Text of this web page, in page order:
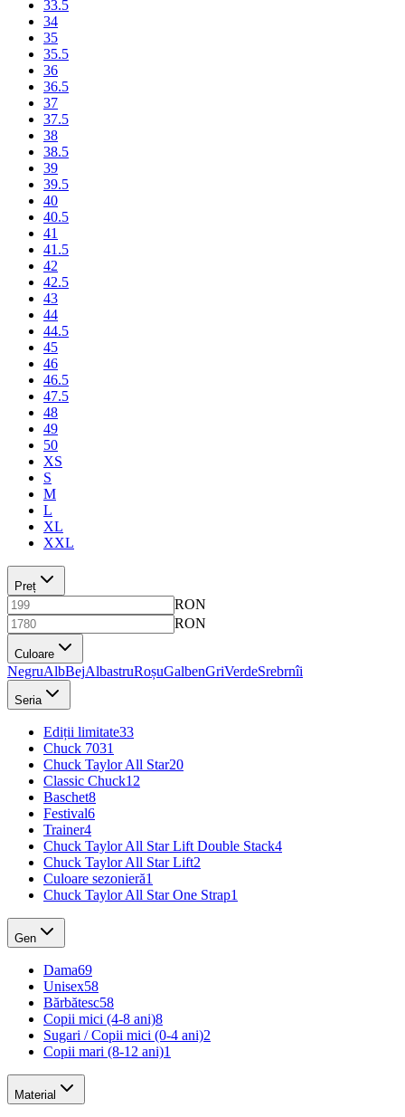
33.5
34
35
35.5
36
36.5
37
37.5
38
38.5
39
39.5
40
40.5
41
41.5
42
42.5
43
44
44.5
45
46
46.5
47.5
48
49
50
XS
S
M
L
XL
XXL
Preț
RON
RON
Culoare
NegruAlbBejAlbastruRoșuGalbenGriVerdeSrebrnîi
Seria
Ediții limitate33
Chuck 7031
Chuck Taylor All Star20
Classic Chuck12
Baschet8
Festival6
Trainer4
Chuck Taylor All Star Lift Double Stack4
Chuck Taylor All Star Lift2
Culoare sezonieră1
Chuck Taylor All Star One Strap1
Gen
Dama69
Unisex58
Bărbătesc58
Copii mici (4-8 ani)8
Sugari / Copii mici (0-4 ani)2
Copii mari (8-12 ani)1
Material